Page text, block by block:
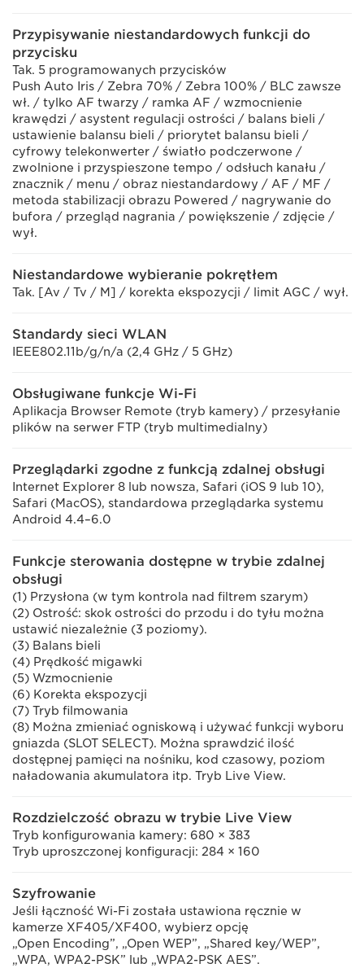
Przypisywanie niestandardowych funkcji do
przycisku
Tak. 5 programowanych przycisków
Push Auto Iris / Zebra 70% / Zebra 100% / BLC zawsze
wł. / tylko AF twarzy / ramka AF / wzmocnienie
krawędzi / asystent regulacji ostrości / balans bieli /
ustawienie balansu bieli / priorytet balansu bieli /
cyfrowy telekonwerter / światło podczerwone /
zwolnione i przyspieszone tempo / odsłuch kanału /
znacznik / menu / obraz niestandardowy / AF / MF /
metoda stabilizacji obrazu Powered / nagrywanie do
bufora / przegląd nagrania / powiększenie / zdjęcie /
wył.
Niestandardowe wybieranie pokrętłem
Tak. [Av / Tv / M] / korekta ekspozycji / limit AGC / wył.
Standardy sieci WLAN
IEEE802.11b/g/n/a (2,4 GHz / 5 GHz)
Obsługiwane funkcje Wi-Fi
Aplikacja Browser Remote (tryb kamery) / przesyłanie
plików na serwer FTP (tryb multimedialny)
Przeglądarki zgodne z funkcją zdalnej obsługi
Internet Explorer 8 lub nowsza, Safari (iOS 9 lub 10),
Safari (MacOS), standardowa przeglądarka systemu
Android 4.4–6.0
Funkcje sterowania dostępne w trybie zdalnej
obsługi
(1) Przysłona (w tym kontrola nad filtrem szarym)
(2) Ostrość: skok ostrości do przodu i do tyłu można
ustawić niezależnie (3 poziomy).
(3) Balans bieli
(4) Prędkość migawki
(5) Wzmocnienie
(6) Korekta ekspozycji
(7) Tryb filmowania
(8) Można zmieniać ogniskową i używać funkcji wyboru
gniazda (SLOT SELECT). Można sprawdzić ilość
dostępnej pamięci na nośniku, kod czasowy, poziom
naładowania akumulatora itp. Tryb Live View.
Rozdzielczość obrazu w trybie Live View
Tryb konfigurowania kamery: 680 × 383
Tryb uproszczonej konfiguracji: 284 × 160
Szyfrowanie
Jeśli łączność Wi-Fi została ustawiona ręcznie w
kamerze XF405/XF400, wybierz opcję
„Open Encoding”, „Open WEP”, „Shared key/WEP”,
„WPA, WPA2-PSK” lub „WPA2-PSK AES”.